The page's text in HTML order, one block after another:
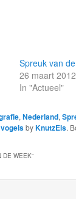
Spreuk van
26 maart 2012
In "Actueel"
, Nederland,
vogelsbyKnutzEls.
DE WEEK”